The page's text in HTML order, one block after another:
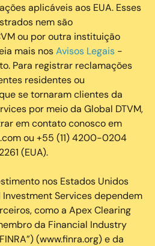
aplicáveis aos EUA. Esses
nem são
ou por outra instituição
mais nosAvisos Legais -
Para registrar reclamações
residentes ou
se tornaram clientes da
por meio da Global DTVM,
em contato conosco em
ou +55 (11) 4200-0204
(EUA).
nos Estados Unidos
Services dependem
como a Apex Clearing
da Financial Industry
(www.finra.org) e da